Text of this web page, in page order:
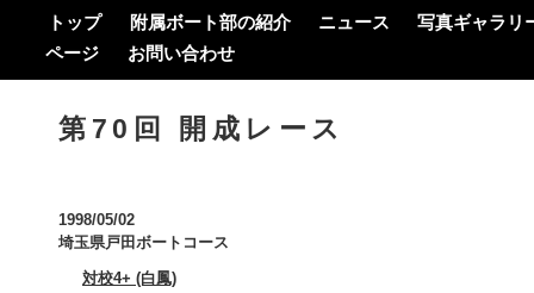
トップ 附属ボート部の紹介 ニュース
写真ギャラリ
ページ
お問い合わせ
第70回 開成レース
1998/05/02
埼玉県戸田ボートコース
対校4+ (白鳳)